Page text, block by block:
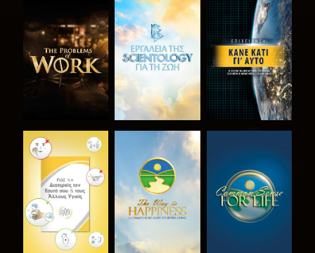
ΕΞΕΡΕΥΝΗΣΤΕ
ΤΗ ΣΕΙΡΑ
ΕΞΕΡΕΥΝΗΣΤΕ
ΤΗ ΣΕΙΡΑ
ΠΑΡΑΚΟΛΟΥΘΗΣΤΕ
ΠΑΡΑΚΟΛΟΥΘΗΣΤΕ ΠΑΡΑΚΟΛΟΥΘΗΣΤΕ ΠΑΡΑΚΟΛΟΥΘΗΣΤΕ